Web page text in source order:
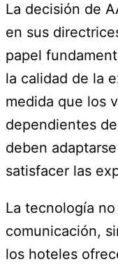
La decisión de
en sus
papel
la calidad de la
medida que los
dependientes
deben
satisfacer las
La tecnología
comunicación,
los hoteles